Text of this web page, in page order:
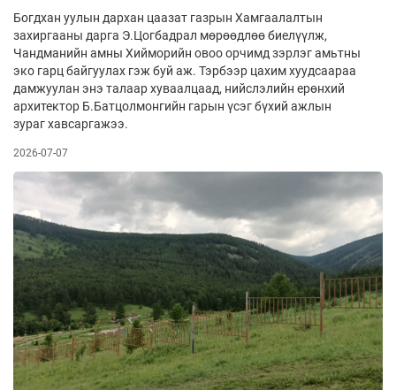
Богдхан уулын дархан цаазат газрын Хамгаалалтын
захиргааны дарга Э.Цогбадрал мөрөөдлөө биелүүлж,
Чандманийн амны Хийморийн овоо орчимд зэрлэг амьтны
эко гарц байгуулах гэж буй аж. Тэрбээр цахим хуудсаараа
дамжуулан энэ талаар хуваалцаад, нийслэлийн ерөнхий
архитектор Б.Батцолмонгийн гарын үсэг бүхий ажлын
зураг хавсаргажээ.
2026-07-07